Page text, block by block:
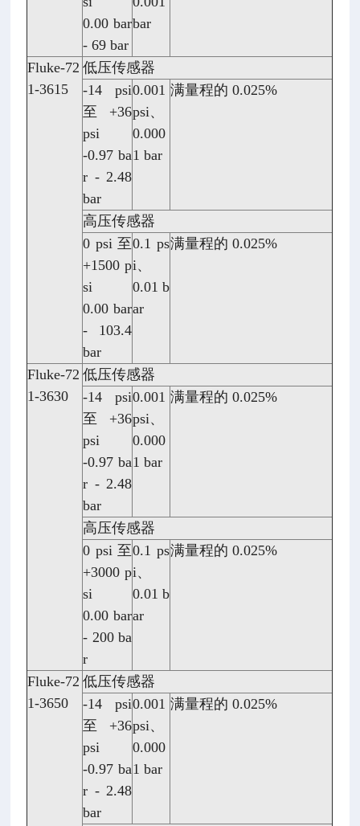
0.00 bar
- 69 bar
bar
Fluke-72
1-3615
低压传感器
-14 psi
至 +36
psi
-0.97 ba
r - 2.48
bar
0.001
psi、
0.000
1 bar
满量程的 0.025%
高压传感器
0 psi 至
+1500 p
si
0.00 bar
- 103.4
bar
0.1 ps
i、
0.01 b
ar
满量程的 0.025%
Fluke-72
1-3630
低压传感器
-14 psi
至 +36
psi
-0.97 ba
r - 2.48
bar
0.001
psi、
0.000
1 bar
满量程的 0.025%
高压传感器
0 psi 至
+3000 p
si
0.00 bar
- 200 ba
r
0.1 ps
i、
0.01 b
ar
满量程的 0.025%
Fluke-72
1-3650
低压传感器
-14 psi
至 +36
psi
-0.97 ba
r - 2.48
bar
0.001
psi、
0.000
1 bar
满量程的 0.025%